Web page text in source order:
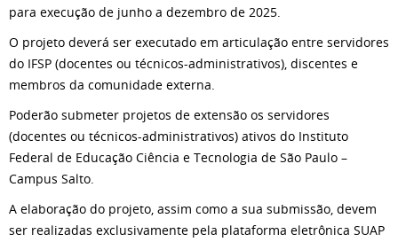
para execução de junho a dezembro de 2025.
O projeto deverá ser executado em articulação entre servidores
do IFSP (docentes ou técnicos-administrativos), discentes e
membros da comunidade externa.
Poderão submeter projetos de extensão os servidores
(docentes ou técnicos-administrativos) ativos do Instituto
Federal de Educação Ciência e Tecnologia de São Paulo –
Campus Salto.
A elaboração do projeto, assim como a sua submissão, devem
ser realizadas exclusivamente pela plataforma eletrônica SUAP